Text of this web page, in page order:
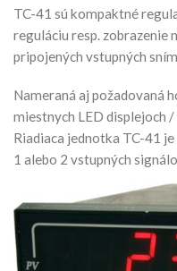
TC-41 sú kompaktné
reguláciu resp. zobrazenie
pripojených vstupných
Nameraná aj požadovaná
miestnych LED displejoch
Riadiaca jednotka TC-41
1 alebo 2 vstupných